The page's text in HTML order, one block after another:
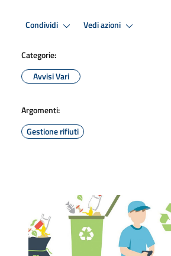
Condividi Vedi azioni
Categorie:
Avvisi Vari
Argomenti:
Gestione rifiuti